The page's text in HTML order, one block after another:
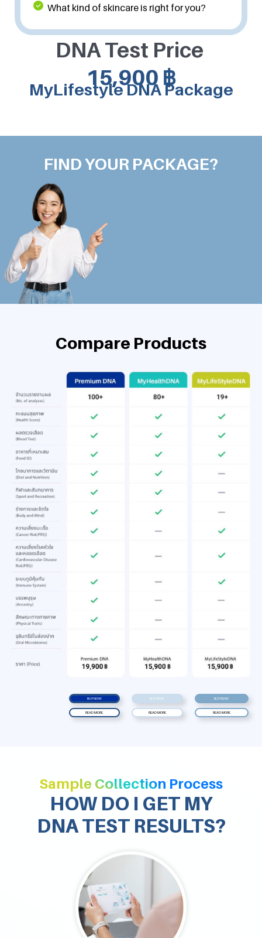
What kind of skincare is right for you?
DNA Test Price
15,900 ฿
MyLifestyle DNA Package
FIND YOUR PACKAGE?
Compare Products
BUY NOW
READ MORE
BUY NOW
READ MORE
BUY NOW
READ MORE
Sample Collection Process
HOW DO I GET MY
DNA TEST RESULTS?